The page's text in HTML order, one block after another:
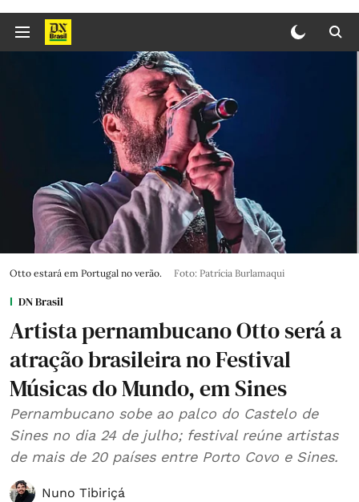
Otto estará em Portugal no verão. Foto: Patrícia Burlamaqui
DN Brasil
Artista pernambucano Otto será a
atração brasileira no Festival
Músicas do Mundo, em Sines
Pernambucano sobe ao palco do Castelo de
Sines no dia 24 de julho; festival reúne artistas
de mais de 20 países entre Porto Covo e Sines.
Nuno Tibiriçá